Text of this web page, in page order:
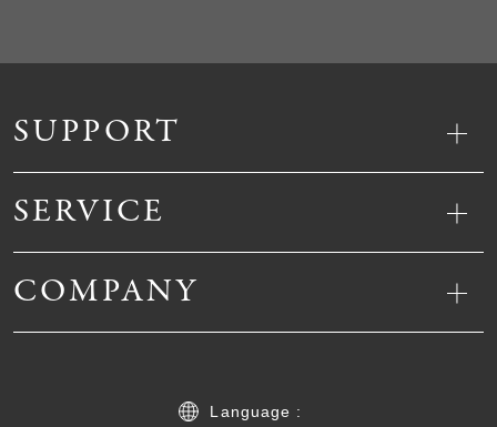
SUPPORT
SERVICE
COMPANY
Language :